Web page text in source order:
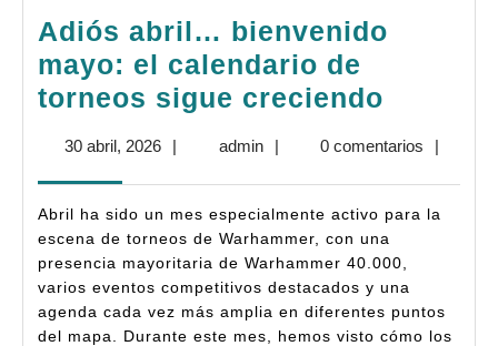
Adiós abril… bienvenido
mayo: el calendario de
torneos sigue creciendo
el
de
torneos
30 abril, 202630| adminadmin
| 0 comentarios |
Abril ha sido un mes especialmente activo para la
escena de torneos de Warhammer, con una
presencia mayoritaria de Warhammer 40.000,
varios eventos competitivos destacados y una
agenda cada vez más amplia en diferentes puntos
del mapa. Durante este mes, hemos visto cómo los